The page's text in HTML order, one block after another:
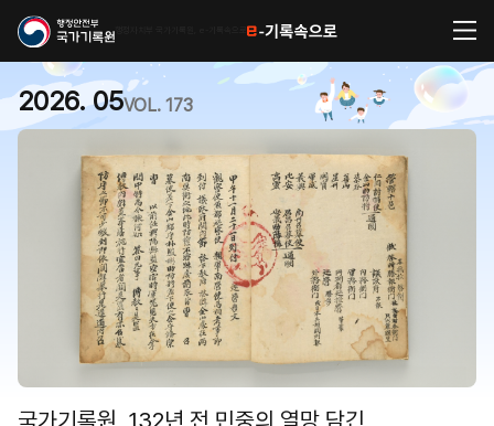
2026. 05VOL. 173
국가기록원, 132년 전 민중의 열망 담긴